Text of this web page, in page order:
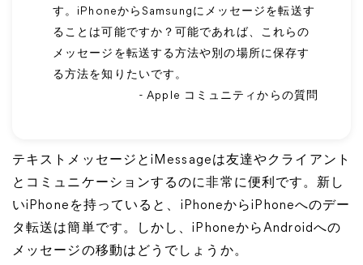
す。iPhoneからSamsungにメッセージを転送す
ることは可能ですか？可能であれば、これらの
メッセージを転送する方法や別の場所に保存す
る方法を知りたいです。
- Apple コミュニティからの質問
テキストメッセージとiMessageは友達やクライアント
とコミュニケーションするのに非常に便利です。新し
いiPhoneを持っていると、iPhoneからiPhoneへのデー
タ転送は簡単です。しかし、iPhoneからAndroidへの
メッセージの移動はどうでしょうか。